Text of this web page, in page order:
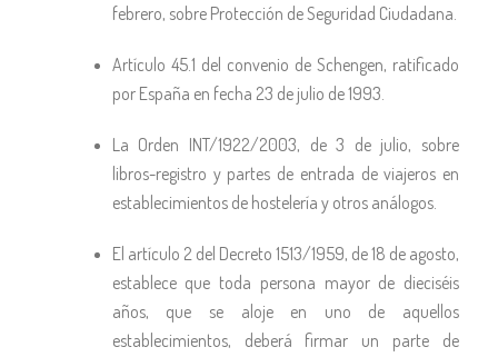
febrero, sobre Protección de Seguridad Ciudadana.
Artículo 45.1 del convenio de Schengen, ratificado
por España en fecha 23 de julio de 1993.
La Orden INT/1922/2003, de 3 de julio, sobre
libros-registro y partes de entrada de viajeros en
establecimientos de hostelería y otros análogos.
El artículo 2 del Decreto 1513/1959, de 18 de agosto,
establece que toda persona mayor de dieciséis
años, que se aloje en uno de aquellos
establecimientos, deberá firmar un parte de